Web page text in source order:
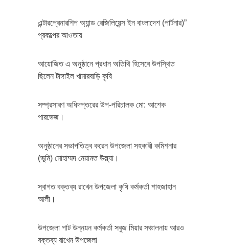
এন্টারপ্রেনারশিপ অ্যান্ড রেজিলিয়েন্স ইন বাংলাদেশ (পার্টনার)”
প্রকল্পের আওতায়
আয়োজিত এ অনুষ্ঠানে প্রধান অতিথি হিসেবে উপস্থিত
ছিলেন টাঙ্গাইল খামারবাড়ি কৃষি
সম্প্রসারণ অধিদপ্তরের উপ-পরিচালক মো: আশেক
পারভেজ।
অনুষ্ঠানের সভাপতিত্ব করেন উপজেলা সহকারী কমিশনার
(ভূমি) মোহাম্মদ নেয়ামত উল্ল্যা।
স্বাগত বক্তব্য রাখেন উপজেলা কৃষি কর্মকর্তা শাহজাহান
আলী।
উপজেলা পাট উন্নয়ন কর্মকর্তা সবুজ মিয়ার সঞ্চালনায় আরও
বক্তব্য রাখেন উপজেলা